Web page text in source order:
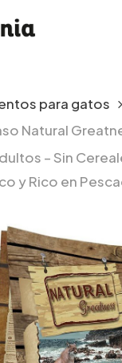
para gatos
Natural
– Sin
y Rico en